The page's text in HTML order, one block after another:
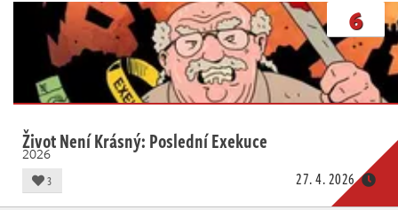
6
Život Není Krásný: Poslední Exekuce
2026
3 27. 4. 2026